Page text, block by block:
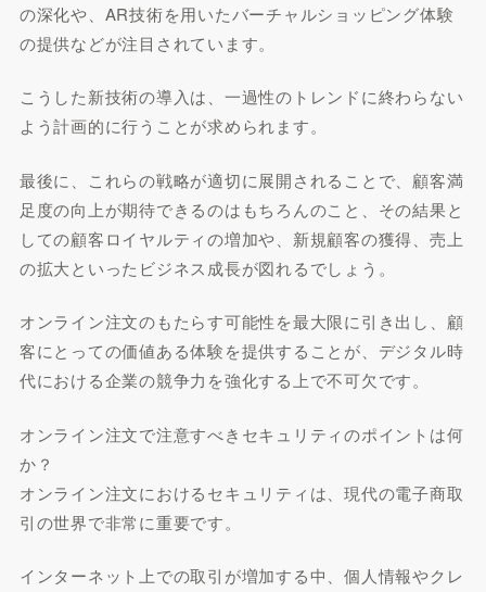
の深化や、AR技術を用いたバーチャルショッピング体験
の提供などが注目されています。
こうした新技術の導入は、一過性のトレンドに終わらない
よう計画的に行うことが求められます。
最後に、これらの戦略が適切に展開されることで、顧客満
足度の向上が期待できるのはもちろんのこと、その結果と
しての顧客ロイヤルティの増加や、新規顧客の獲得、売上
の拡大といったビジネス成長が図れるでしょう。
オンライン注文のもたらす可能性を最大限に引き出し、顧
客にとっての価値ある体験を提供することが、デジタル時
代における企業の競争力を強化する上で不可欠です。
オンライン注文で注意すべきセキュリティのポイントは何
か？
オンライン注文におけるセキュリティは、現代の電子商取
引の世界で非常に重要です。
インターネット上での取引が増加する中、個人情報やクレ